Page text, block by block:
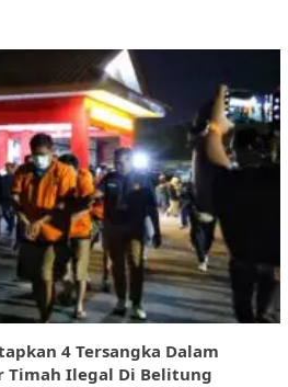
4 Tersangka Dalam
Timah Ilegal Di Belitung